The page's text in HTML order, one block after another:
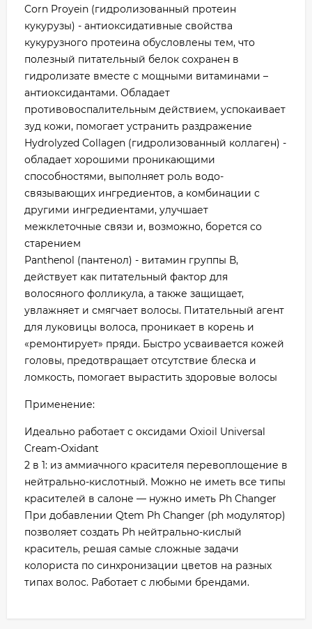
Corn Proyein (гидролизованный протеин
кукурузы) - антиоксидативные свойства
кукурузного протеина обусловлены тем, что
полезный питательный белок сохранен в
гидролизате вместе с мощными витаминами –
антиоксидантами. Обладает
противовоспалительным действием, успокаивает
зуд кожи, помогает устранить раздражение
Hydrolyzed Collagen (гидролизованный коллаген) -
обладает хорошими проникающими
способностями, выполняет роль водо-
связывающих ингредиентов, а комбинации с
другими ингредиентами, улучшает
межклеточные связи и, возможно, борется со
старением
Panthenol (пантенол) - витамин группы В,
действует как питательный фактор для
волосяного фолликула, а также защищает,
увлажняет и смягчает волосы. Питательный агент
для луковицы волоса, проникает в корень и
«ремонтирует» пряди. Быстро усваивается кожей
головы, предотвращает отсутствие блеска и
ломкость, помогает вырастить здоровые волосы
Применение:
Идеально работает с оксидами Oxioil Universal
Cream-Oxidant
2 в 1: из аммиачного красителя перевоплощение в
нейтрально-кислотный. Можно не иметь все типы
красителей в салоне — нужно иметь Рh Changer
При добавлении Qtem Рh Changer (ph модулятор)
позволяет создать Рh нейтрально-кислый
краситель, решая самые сложные задачи
колориста по синхронизации цветов на разных
типах волос. Работает с любыми брендами.